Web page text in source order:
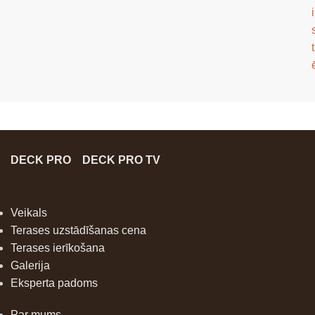
i
t
DECK PRO DECK PRO TV
Veikals
Terases uzstādīšanas cena
Terases ierīkošana
Galerija
Eksperta padoms